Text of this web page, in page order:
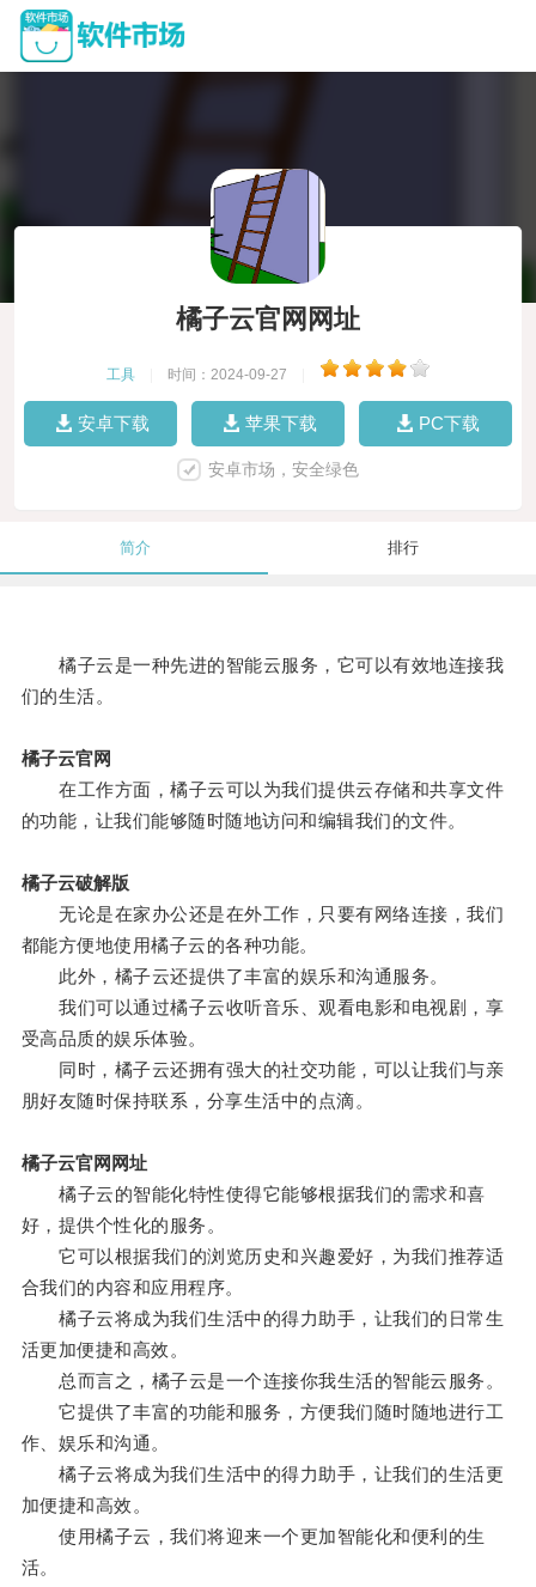
橘子云官网网址
工具 时间：2024-09-27
安卓下载 苹果下载 PC下载
安卓市场，安全绿色
简介 排行
橘子云是一种先进的智能云服务，它可以有效地连接我
们的生活。
橘子云官网
在工作方面，橘子云可以为我们提供云存储和共享文件
的功能，让我们能够随时随地访问和编辑我们的文件。
橘子云破解版
无论是在家办公还是在外工作，只要有网络连接，我们
都能方便地使用橘子云的各种功能。
此外，橘子云还提供了丰富的娱乐和沟通服务。
我们可以通过橘子云收听音乐、观看电影和电视剧，享
受高品质的娱乐体验。
同时，橘子云还拥有强大的社交功能，可以让我们与亲
朋好友随时保持联系，分享生活中的点滴。
橘子云官网网址
橘子云的智能化特性使得它能够根据我们的需求和喜
好，提供个性化的服务。
它可以根据我们的浏览历史和兴趣爱好，为我们推荐适
合我们的内容和应用程序。
橘子云将成为我们生活中的得力助手，让我们的日常生
活更加便捷和高效。
总而言之，橘子云是一个连接你我生活的智能云服务。
它提供了丰富的功能和服务，方便我们随时随地进行工
作、娱乐和沟通。
橘子云将成为我们生活中的得力助手，让我们的生活更
加便捷和高效。
使用橘子云，我们将迎来一个更加智能化和便利的生
活。